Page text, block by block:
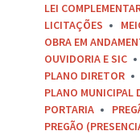
LEI
LICITAÇÕES
OBRA EM
OUVIDORIA E SIC
PLANO DIRETOR
PLANO MUNICIPAL
PORTARIA
PREGÃO